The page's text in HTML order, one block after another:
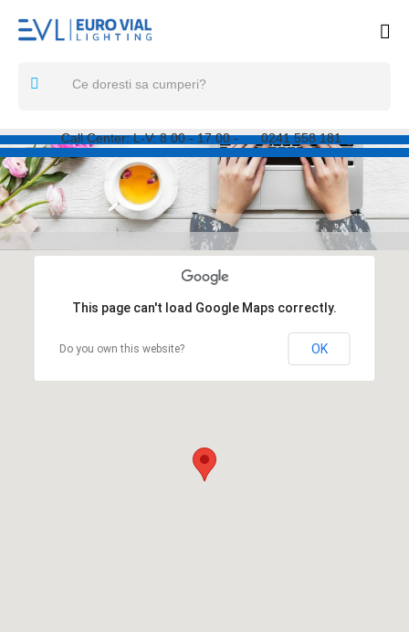
Call Center: L-V: 800- 1700- 0241 558 181
This page can't load Google Maps correctly.
Do you own this website? OK